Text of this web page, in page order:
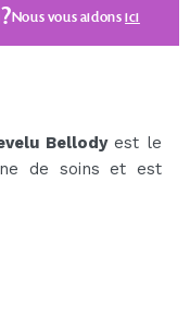
Nous vous aidonsici
Bellodyest le
de soins et est
et agréable, aussi
et est donc